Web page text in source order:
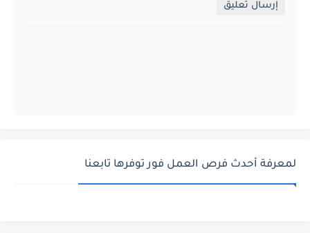
إرسال تعليق
لمعرفة أحدث فرص العمل فور توفرها تابعنا